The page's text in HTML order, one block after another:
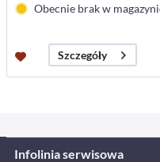
Obecnie brak w
Szczegóły
Infolinia serwisowa